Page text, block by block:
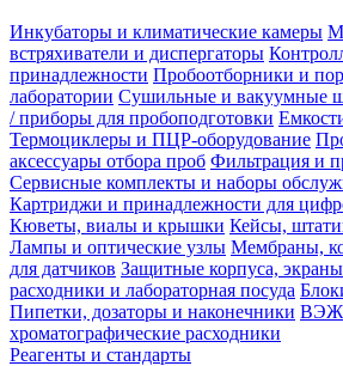
Инкубаторы и климатические камеры
встряхиватели и диспергаторы
принадлежности Пробоотборники и
лаборатории Сушильные и вакуумные
/ приборы для пробоподготовки
Термоциклеры и ПЦР-оборудование
аксессуары отбора проб Фильтрация и
Сервисные комплекты и наборы
Картриджи и принадлежности для
Кюветы, виалы и крышки Кейсы,
Лампы и оптические узлы Мембраны,
для датчиков Защитные корпуса,
расходники и лабораторная посуда
Пипетки, дозаторы и наконечники
хроматографические расходники
Реагенты и стандарты